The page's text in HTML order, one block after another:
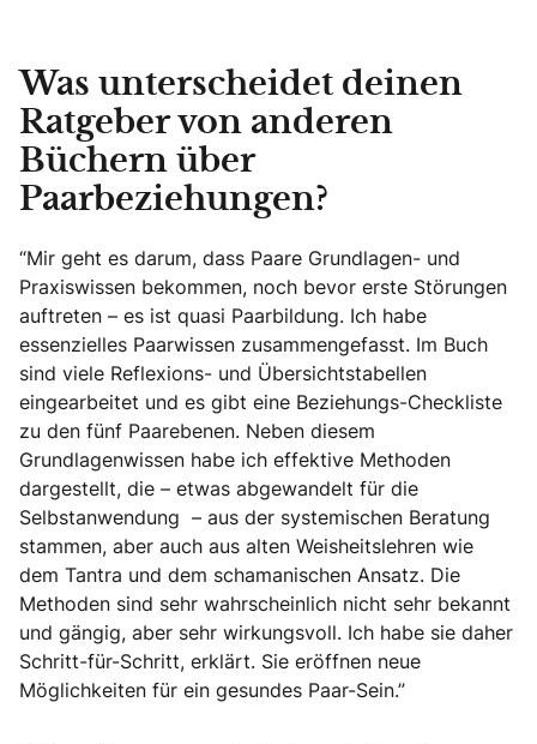
Was unterscheidet deinen
Ratgeber von anderen
Büchern über
Paarbeziehungen?
“Mir geht es darum, dass Paare Grundlagen- und
Praxiswissen bekommen, noch bevor erste Störungen
auftreten – es ist quasi Paarbildung. Ich habe
essenzielles Paarwissen zusammengefasst. Im Buch
sind viele Reflexions- und Übersichtstabellen
eingearbeitet und es gibt eine Beziehungs-Checkliste
zu den fünf Paarebenen. Neben diesem
Grundlagenwissen habe ich effektive Methoden
dargestellt, die – etwas abgewandelt für die
Selbstanwendung – aus der systemischen Beratung
stammen, aber auch aus alten Weisheitslehren wie
dem Tantra und dem schamanischen Ansatz. Die
Methoden sind sehr wahrscheinlich nicht sehr bekannt
und gängig, aber sehr wirkungsvoll. Ich habe sie daher
Schritt-für-Schritt, erklärt. Sie eröffnen neue
Möglichkeiten für ein gesundes Paar-Sein.”